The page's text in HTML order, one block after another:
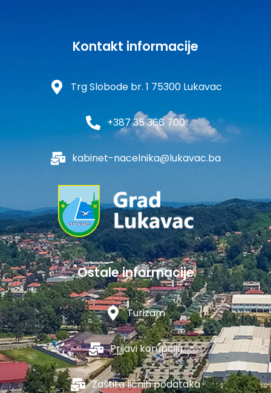
Kontakt informacije
Trg Slobode br. 1 75300 Lukavac
+387 35 366 700
kabinet-nacelnika@lukavac.ba
Ostale informacije
Turizam
Prijavi korupciju
Zaštita ličnih podataka